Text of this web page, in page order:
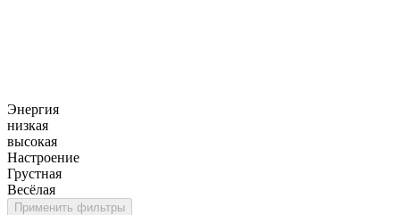
Энергия
низкая
высокая
Настроение
Грустная
Весёлая
Применить фильтры